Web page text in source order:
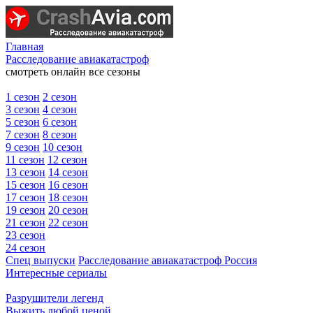
Главная
Расследование авиакатастроф
смотреть онлайн все сезоны
1 сезон 2 сезон
3 сезон 4 сезон
5 сезон 6 сезон
7 сезон 8 сезон
9 сезон 10 сезон
11 сезон 12 сезон
13 сезон 14 сезон
15 сезон 16 сезон
17 сезон 18 сезон
19 сезон 20 сезон
21 сезон 22 сезон
23 сезон
24 сезон
Спец выпуски Расследование авиакатастроф Россия
Интересные сериалы
Разрушители легенд
Выжить любой ценой